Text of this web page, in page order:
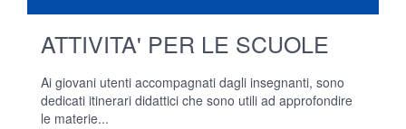
ATTIVITA' PER LE SCUOLE
Ai giovani utenti accompagnati dagli insegnanti, sono
dedicati itinerari didattici che sono utili ad approfondire
le materie...